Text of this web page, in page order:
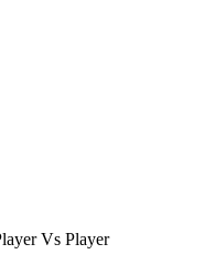
Vs Player